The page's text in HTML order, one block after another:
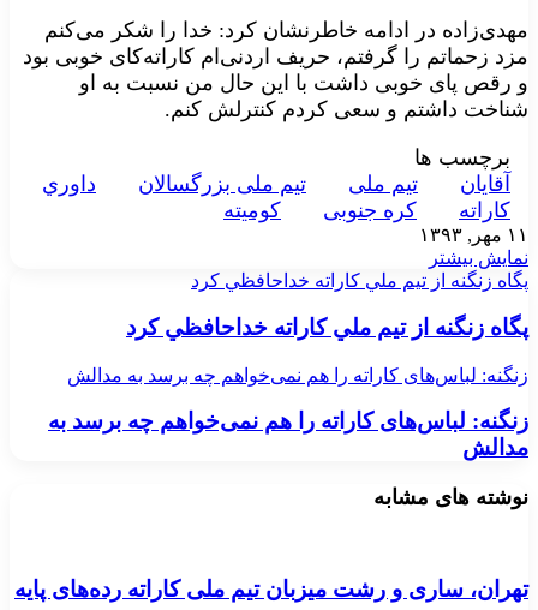
مهدی‌زاده در ادامه خاطرنشان کرد: خدا را شکر می‌کنم
مزد زحماتم را گرفتم، حریف اردنی‌ام کاراته‌کای خوبی بود
و رقص پای خوبی داشت با این حال من نسبت به او
شناخت داشتم و سعی کردم کنترلش کنم.
برچسب ها
آقايان
تيم ملی تيم ملی بزرگسالان
داوري
کاراته
کره جنوبی کوميته
۱۱ مهر, ۱۳۹۳
نمایش بیشتر
پگاه زنگنه از تيم ملي کاراته خداحافظي کرد
پگاه زنگنه از تيم ملي کاراته خداحافظي کرد
زنگنه: لباس‌های کاراته‌ را هم نمی‌خواهم چه برسد به مدالش
زنگنه: لباس‌های کاراته‌ را هم نمی‌خواهم چه برسد به
مدالش
نوشته های مشابه
تهران، ساری و رشت میزبان تیم ملی کاراته رده‌های پایه